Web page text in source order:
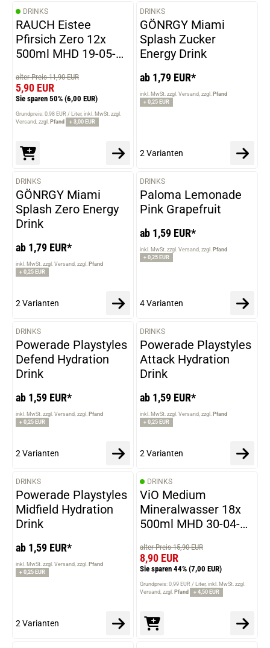
DRINKS
RAUCH Eistee
Pfirsich Zero 12x
500ml MHD 19-05-
alter Preis 11,90 EUR
5,90 EUR
Sie sparen 50% (6,00 EUR)
Grundpreis: 0,98 EUR / Liter inkl. MwSt. zzgl.
Versand zzgl. Pfand + 3,00 EUR
VARIANTEN
DRINKS
GÖNRGY Miami
Splash Zucker
Energy Drink
ab 1,79 EUR*
inkl. MwSt. zzgl. Versand zzgl. Pfand
+ 0,25 EUR
2 Varianten
VARIANTEN
DRINKS
GÖNRGY Miami
Splash Zero Energy
Drink
ab 1,79 EUR*
inkl. MwSt. zzgl. Versand zzgl. Pfand
+ 0,25 EUR
2 Varianten
VARIANTEN
DRINKS
Paloma Lemonade
Pink Grapefruit
ab 1,59 EUR*
inkl. MwSt. zzgl. Versand zzgl. Pfand
+ 0,25 EUR
4 Varianten
VARIANTEN
DRINKS
Powerade Playstyles
Defend Hydration
Drink
ab 1,59 EUR*
inkl. MwSt. zzgl. Versand zzgl. Pfand
+ 0,25 EUR
2 Varianten
VARIANTEN
DRINKS
Powerade Playstyles
Attack Hydration
Drink
ab 1,59 EUR*
inkl. MwSt. zzgl. Versand zzgl. Pfand
+ 0,25 EUR
2 Varianten
VARIANTEN
DRINKS
Powerade Playstyles
Midfield Hydration
Drink
ab 1,59 EUR*
inkl. MwSt. zzgl. Versand zzgl. Pfand
+ 0,25 EUR
2 Varianten
DRINKS
ViO Medium
Mineralwasser 18x
500ml MHD 30-04-
alter Preis 15,90 EUR
8,90 EUR
Sie sparen 44% (7,00 EUR)
Grundpreis: 0,99 EUR / Liter inkl. MwSt. zzgl.
Versand zzgl. Pfand + 4,50 EUR